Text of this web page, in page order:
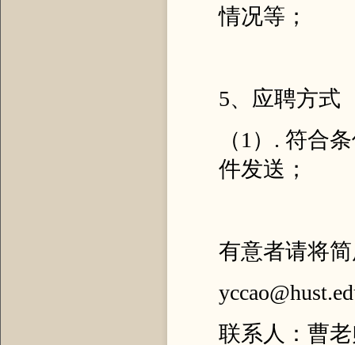
情况等；
5、应聘方式
（1）. 符合
件发送；
有意者请将
联系人：曹